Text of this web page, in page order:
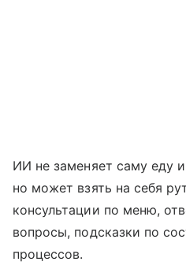
ИИ не заменяет саму еду
но может взять на себя
консультации по меню,
вопросы, подсказки по
процессов.